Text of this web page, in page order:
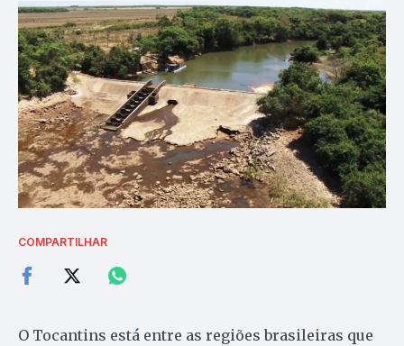
COMPARTILHAR
O Tocantins está entre as regiões brasileiras que